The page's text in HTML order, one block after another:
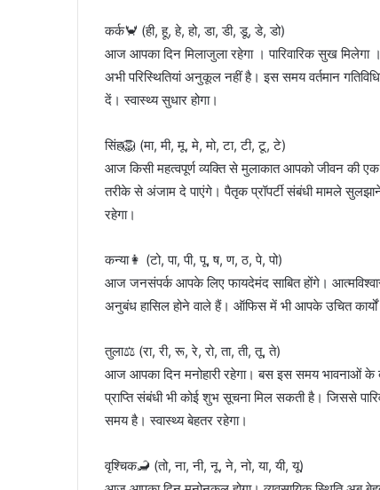
कर्क🦀 (ही, हू, हे, हो, डा, डी, डू, डे, डो)
आज आपका दिन मिलाजुला रहेगा । पारिवारिक सुख
अभी परिस्थितियां अनुकूल नहीं है। इस समय वर्तमान
दें। स्वास्थ्य सुधार होगा।
सिंह🦁 (मा, मी, मू, मे, मो, टा, टी, टू, टे)
आज किसी महत्वपूर्ण व्यक्ति से मुलाकात आपको जीवन की
तरीके से अंजाम दे पाएंगे। पैतृक प्रॉपर्टी संबंधी मामले
रहेगा।
कन्या👩 (टो, पा, पी, पू, ष, ण, ठ, पे, पो)
आज जनसंपर्क आपके लिए फायदेमंद साबित होंगे।
अनुबंध हासिल होने वाले हैं। ऑफिस में भी आपके उचित
तुला⚖️ (रा, री, रू, रे, रो, ता, ती, तू, ते)
आज आपका दिन मनोहारी रहेगा। बस इस समय भावनाओं के
प्राप्ति संबंधी भी कोई शुभ सूचना मिल सकती है। जिससे
समय है। स्वास्थ्य बेहतर रहेगा।
वृश्चिक🦂 (तो, ना, नी, नू, ने, नो, या, यी, यू)